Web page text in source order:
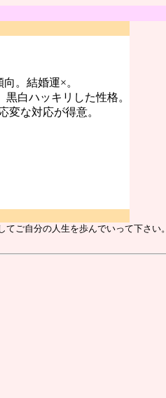
。結婚運×。
白ハッキリした性格。
な対応が得意。
ご自分の人生を歩んでいって下さい。